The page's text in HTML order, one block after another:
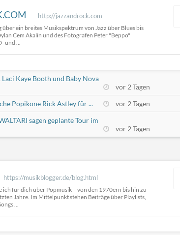
http://jazzandrock.com
ein breites Musikspektrum von Jazz über Blues bis
Cem Akalin und des Fotografen Peter "Beppo"
und ...
Kaye Booth und Baby Nova
vor 2 Tagen
Popikone Rick Astley für ...
vor 2 Tagen
sagen geplante Tour im
vor 2 Tagen
https://musikblogger.de/blog.html
ich für dich über Popmusik – von den 1970ern bis hin zu
Jahre. Im Mittelpunkt stehen Beiträge über Playlists,
...